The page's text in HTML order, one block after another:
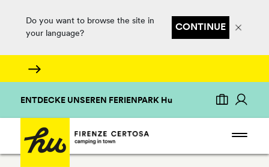
Do you want to browse the site in
your language?
CONTINUE
ENTDECKE UNSEREN FERIENPARK Hu